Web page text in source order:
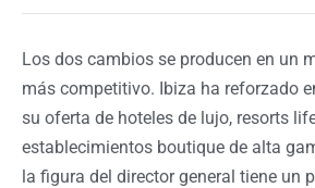
Los dos cambios se producen en un
más competitivo. Ibiza ha reforzado
su oferta de hoteles de lujo, resorts
establecimientos boutique de alta
la figura del director general tiene un